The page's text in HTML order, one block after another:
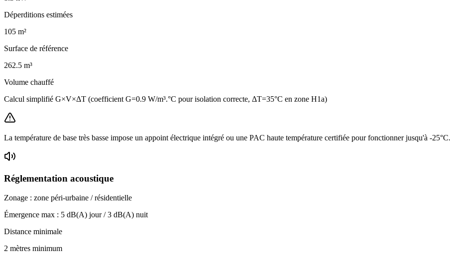
Déperditions estimées
105 m²
Surface de référence
262.5 m³
Volume chauffé
Calcul simplifié G×V×ΔT (coefficient G=0.9 W/m³.°C pour isolation correcte, ΔT=35°C en zone H1a)
La température de base très basse impose un appoint électrique intégré ou une PAC haute température certifiée pour fonctionner jusqu'à -25°C.
Réglementation acoustique
Zonage : zone péri-urbaine / résidentielle
Émergence max : 5 dB(A) jour /3 dB(A) nuit
Distance minimale
2 mètres minimum